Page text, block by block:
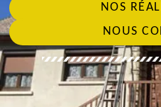
NOS
NOUS